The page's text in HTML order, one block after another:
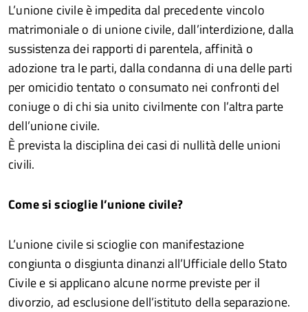
L’unione civile è impedita dal precedente vincolo
matrimoniale o di unione civile, dall’interdizione, dalla
sussistenza dei rapporti di parentela, affinità o
adozione tra le parti, dalla condanna di una delle parti
per omicidio tentato o consumato nei confronti del
coniuge o di chi sia unito civilmente con l’altra parte
dell’unione civile.
È prevista la disciplina dei casi di nullità delle unioni
civili.
Come si scioglie l’unione civile?
L’unione civile si scioglie con manifestazione
congiunta o disgiunta dinanzi all’Ufficiale dello Stato
Civile e si applicano alcune norme previste per il
divorzio, ad esclusione dell’istituto della separazione.